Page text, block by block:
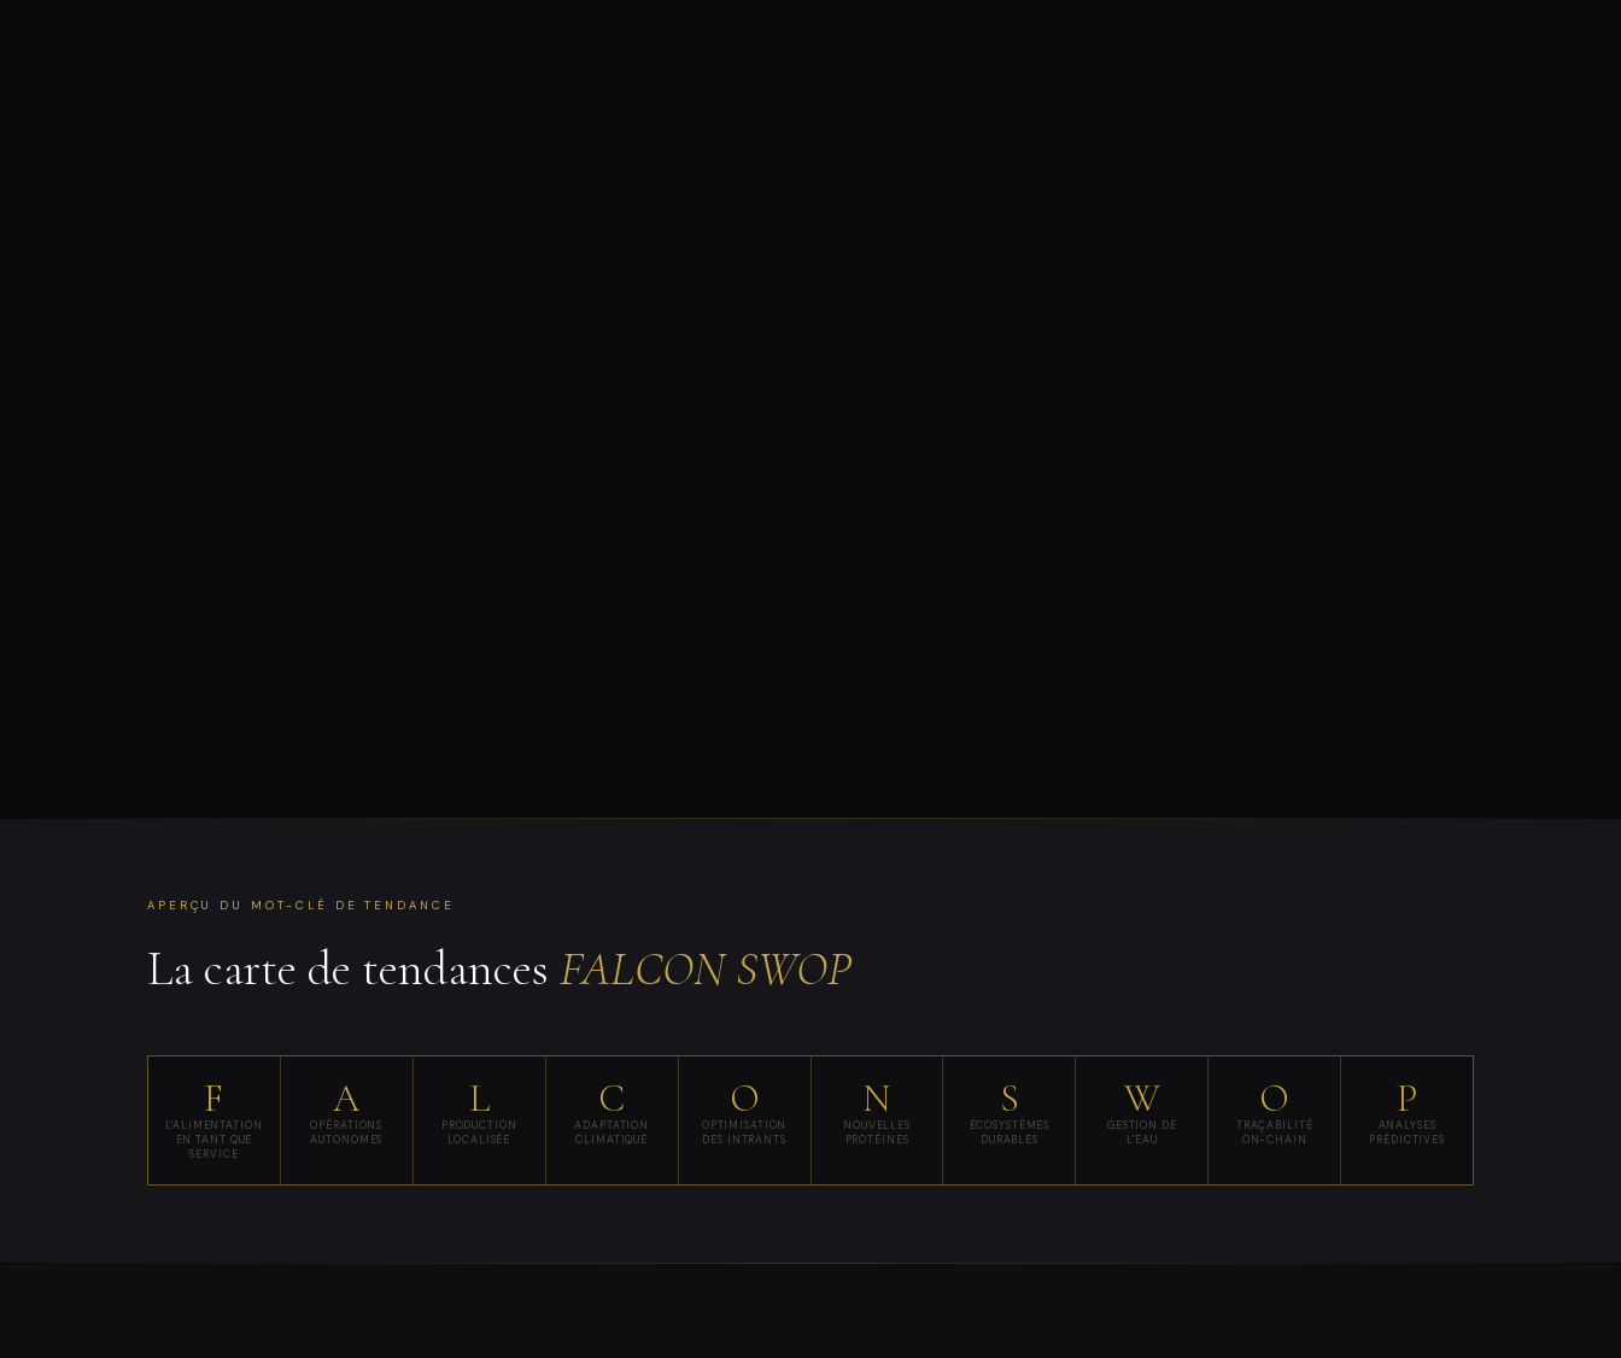
APERÇU DU MOT-CLÉ DE TENDANCE
La carte de tendances FALCON SWOP
F
L'ALIMENTATION
EN TANT QUE
SERVICE
A
OPÉRATIONS
AUTONOMES
L
PRODUCTION
LOCALISÉE
C
ADAPTATION
CLIMATIQUE
O
OPTIMISATION
DES INTRANTS
N
NOUVELLES
PROTÉINES
S
ÉCOSYSTÈMES
DURABLES
W
GESTION DE
L'EAU
O
TRAÇABILITÉ
ON-CHAIN
P
ANALYSES
PRÉDICTIVES